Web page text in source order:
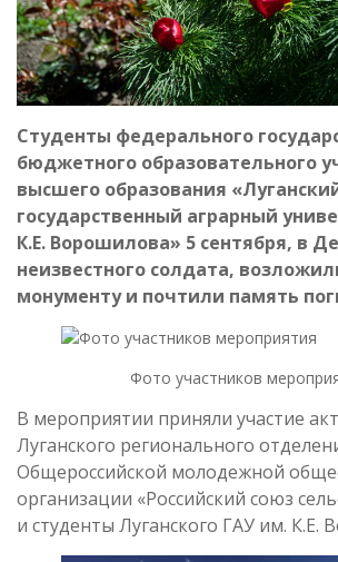
Студенты федерального
бюджетного образовательного
высшего образования
государственный аграрный
К.Е. Ворошилова» 5 сентября, в
неизвестного солдата,
монументу и почтили память
Фото участников
В мероприятии приняли участие
Луганского регионального
Общероссийской молодежной
организации «Российский союз
и студенты Луганского ГАУ им. К.Е.